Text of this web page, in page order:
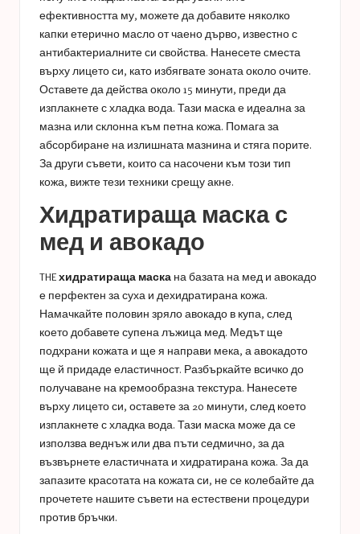
ефективността му, можете да добавите няколко
капки етерично масло от чаено дърво, известно с
антибактериалните си свойства. Нанесете сместа
върху лицето си, като избягвате зоната около очите.
Оставете да действа около 15 минути, преди да
изплакнете с хладка вода. Тази маска е идеална за
мазна или склонна към петна кожа. Помага за
абсорбиране на излишната мазнина и стяга порите.
За други съвети, които са насочени към този тип
кожа, вижтетези техники срещу акне.
Хидратираща маска с
мед и авокадо
THEхидратираща маска на базата на мед и авокадо
е перфектен за суха и дехидратирана кожа.
Намачкайте половин зряло авокадо в купа, след
което добавете супена лъжица мед. Медът ще
подхрани кожата и ще я направи мека, а авокадото
ще й придаде еластичност. Разбъркайте всичко до
получаване на кремообразна текстура. Нанесете
върху лицето си, оставете за 20 минути, след което
изплакнете с хладка вода. Тази маска може да се
използва веднъж или два пъти седмично, за да
възвърнете еластичната и хидратирана кожа. За да
запазите красотата на кожата си, не се колебайте да
прочетете нашите съвети на естествени процедури
против бръчки.